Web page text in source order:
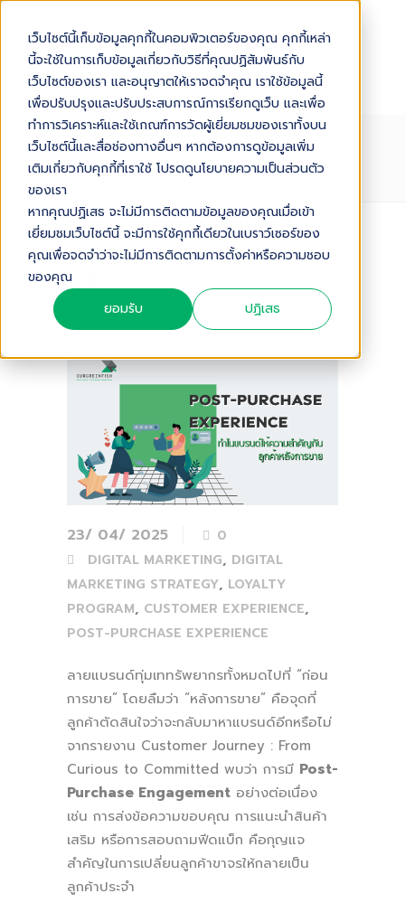
เว็บไซต์นี้เก็บข้อมูลคุกกี้ในคอมพิวเตอร์ของคุณ คุกกี้เหล่า
นี้จะใช้ในการเก็บข้อมูลเกี่ยวกับวิธีที่คุณปฏิสัมพันธ์กับ
เว็บไซต์ของเรา และอนุญาตให้เราจดจำคุณ เราใช้ข้อมูลนี้
เพื่อปรับปรุงและปรับประสบการณ์การเรียกดูเว็บ และเพื่อ
ทำการวิเคราะห์และใช้เกณฑ์การวัดผู้เยี่ยมชมของเราทั้งบน
เว็บไซต์นี้และสื่อช่องทางอื่นๆ หากต้องการดูข้อมูลเพิ่ม
เติมเกี่ยวกับคุกกี้ที่เราใช้ โปรดดูนโยบายความเป็นส่วนตัว
ของเรา
หากคุณปฏิเสธ จะไม่มีการติดตามข้อมูลของคุณเมื่อเข้า
เยี่ยมชมเว็บไซต์นี้ จะมีการใช้คุกกี้เดียวในเบราว์เซอร์ของ
คุณเพื่อจดจำว่าจะไม่มีการติดตามการตั้งค่าหรือความชอบ
ของคุณ
ยอมรับ
ปฏิเสธ
POST-PURCHASE EXPERIENCE
ทำไมแบรนด์ให้ความสำคัญกับลูกค้าหลัง
การขาย
Audio Version
23/ 04/ 2025
0
DIGITAL MARKETING, DIGITAL
MARKETING STRATEGY, LOYALTY
PROGRAM, CUSTOMER EXPERIENCE,
POST-PURCHASE EXPERIENCE
ลายแบรนด์ทุ่มเททรัพยากรทั้งหมดไปที่ “ก่อน
การขาย” โดยลืมว่า “หลังการขาย” คือจุดที่
ลูกค้าตัดสินใจว่าจะกลับมาหาแบรนด์อีกหรือไม่
จากรายงาน Customer Journey : From
Curious to Committed พบว่า การมี Post-
Purchase Engagement อย่างต่อเนื่อง
เช่น การส่งข้อความขอบคุณ การแนะนำสินค้า
เสริม หรือการสอบถามฟีดแบ็ก คือกุญแจ
สำคัญในการเปลี่ยนลูกค้าขาจรให้กลายเป็น
ลูกค้าประจำ